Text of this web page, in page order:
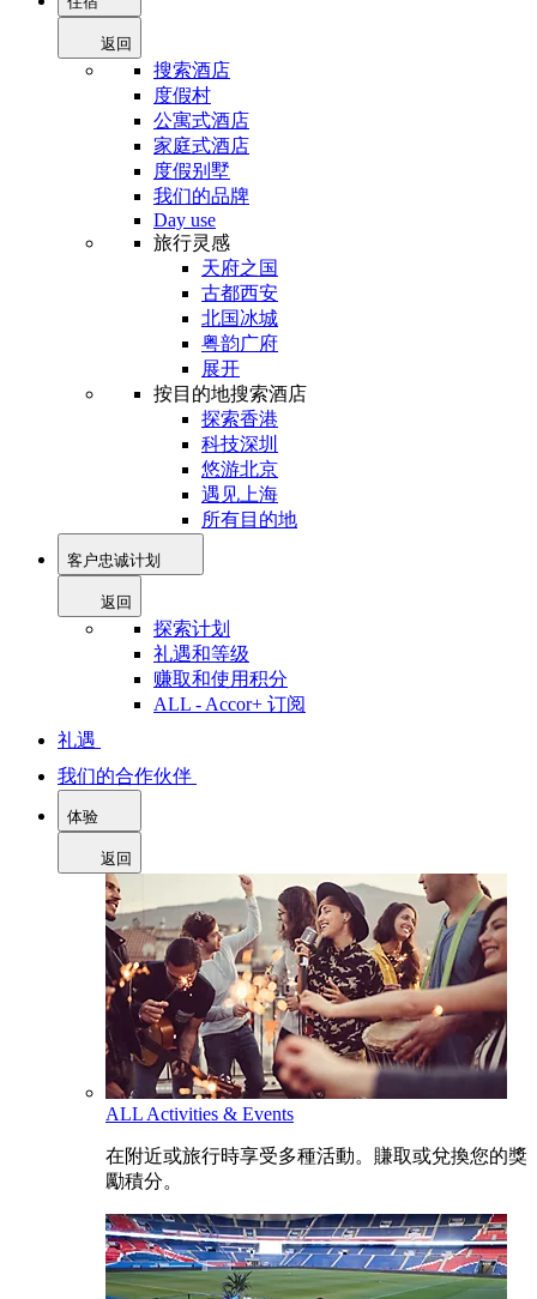
返回
搜索酒店
度假村
公寓式酒店
家庭式酒店
度假别墅
我们的品牌
Day use
旅行灵感
天府之国
古都西安
北国冰城
粤韵广府
展开
按目的地搜索酒店
探索香港
科技深圳
悠游北京
遇见上海
所有目的地
客户忠诚计划
返回
探索计划
礼遇和等级
赚取和使用积分
ALL - Accor+ 订阅
礼遇
我们的合作伙伴
体验
返回
ALL Activities & Events
在附近或旅行時享受多種活動。賺取或兌換您的獎
勵積分。